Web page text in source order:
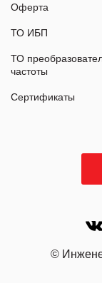
Оферта
ТО ИБП
ТО
частоты
Сертификаты
©